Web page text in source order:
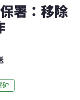
署：移除
碴